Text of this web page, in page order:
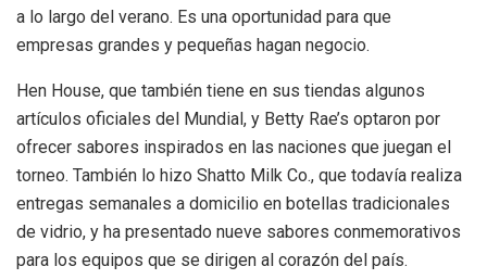
a lo largo del verano. Es una oportunidad para que
empresas grandes y pequeñas hagan negocio.
Hen House, que también tiene en sus tiendas algunos
artículos oficiales del Mundial, y Betty Rae’s optaron por
ofrecer sabores inspirados en las naciones que juegan el
torneo. También lo hizo Shatto Milk Co., que todavía realiza
entregas semanales a domicilio en botellas tradicionales
de vidrio, y ha presentado nueve sabores conmemorativos
para los equipos que se dirigen al corazón del país.